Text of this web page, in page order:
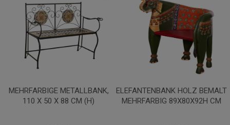
MEHRFARBIGE METALLBANK,
110 X 50 X 88 CM (H)
ELEFANTENBANK HOLZ BEMALT
MEHRFARBIG 89X80X92H CM